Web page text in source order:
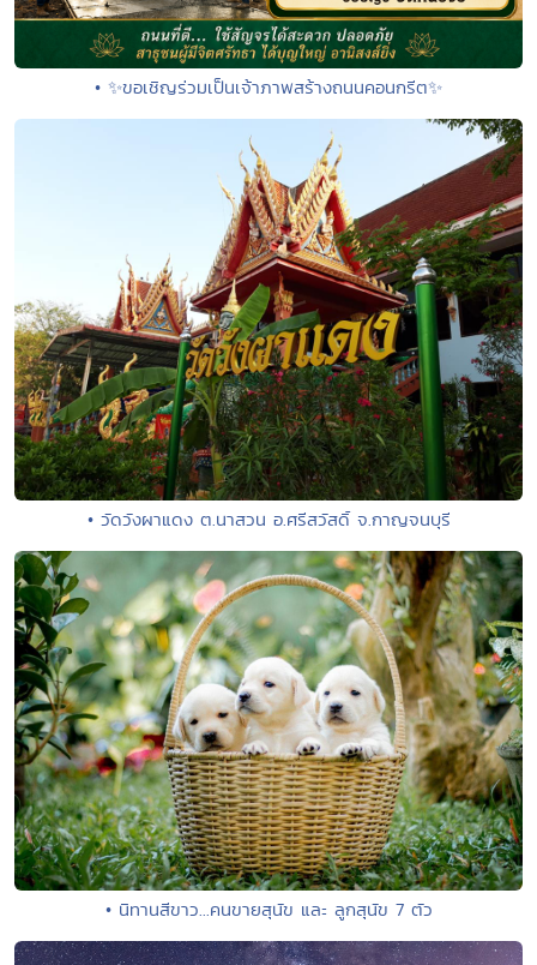
• ✨ขอเชิญร่วมเป็นเจ้าภาพสร้างถนนคอนกรีต✨
• วัดวังผาแดง ต.นาสวน อ.ศรีสวัสดิ์ จ.กาญจนบุรี
• นิทานสีขาว...คนขายสุนัข และ ลูกสุนัข 7 ตัว